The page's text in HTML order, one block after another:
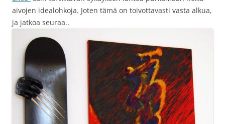
aivojen idealohkoja. Joten tämä on toivottavasti vasta alkua,
ja jatkoa seuraa..